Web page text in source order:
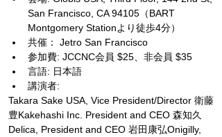
San Francisco, CA 94105（BART
Montgomery Stationより徒歩4分）
共催： Jetro San Francisco
参加費: JCCNC会員 $25、非会員 $35
言語: 日本語
講演者:
Takara Sake USA, Vice President/Director 衛藤
豊Kakehashi Inc. President and CEO 森知久
Delica, President and CEO 岩田康弘Onigilly,